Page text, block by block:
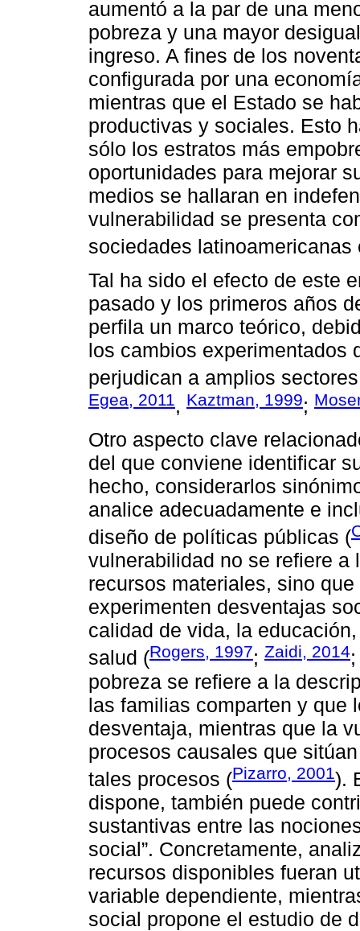
aumentó a la par de una
pobreza y una mayor
ingreso. A fines de los
configurada por una
mientras que el Estado se
productivas y sociales. Esto
sólo los estratos más
oportunidades para mejorar
medios se hallaran en
vulnerabilidad se presenta
sociedades latinoamericanas
Tal ha sido el efecto de este
pasado y los primeros años
perfila un marco teórico,
los cambios experimentados
perjudican a amplios
Egea, 2011 , Kaztman, 1999;
Otro aspecto clave
del que conviene identificar
hecho, considerarlos
analice adecuadamente e
diseño de políticas públicas (
vulnerabilidad no se refiere a
recursos materiales, sino
experimenten desventajas
calidad de vida, la
salud (Rogers, 1997; Zaidi, 2014
pobreza se refiere a la
las familias comparten y que
desventaja, mientras que la
procesos causales que
tales procesos (Pizarro, 2001).
dispone, también puede
sustantivas entre las
social”. Concretamente,
recursos disponibles fueran
variable dependiente,
social propone el estudio de